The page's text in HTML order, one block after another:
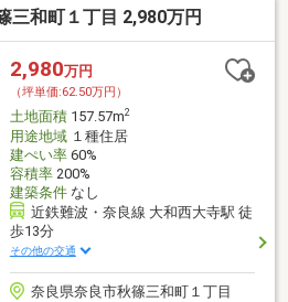
三和町１丁目 2,980万円
2,980万円
（坪単価:62.50万円）
土地面積157.57m2
用途地域１種住居
建ぺい率60%
容積率200%
建築条件なし
近鉄難波・奈良線 大和西大寺駅 徒
歩13分
その他の交通
奈良県奈良市秋篠三和町１丁目